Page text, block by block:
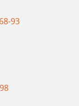
68-93